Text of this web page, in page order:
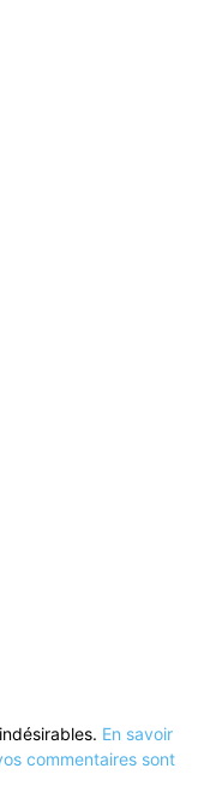
En savoir
commentaires sont